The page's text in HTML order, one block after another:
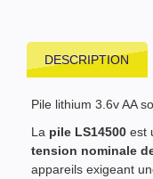
DESCRIPTION
Pile lithium 3.6v AA
La pile LS14500 est
tension nominale
appareils exigeant